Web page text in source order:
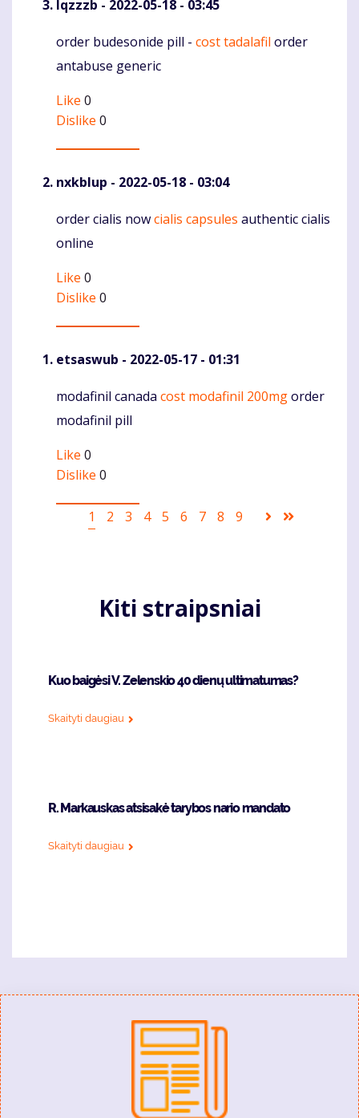
Iqzzzb - 2022-05-18 - 03:45
Komentaras
order budesonide pill - cost tadalafil order
antabuse generic
Like 0
Dislike 0
nxkblup - 2022-05-18 - 03:04
Komentaras
order cialis nowcialis capsules authentic cialis
online
Like 0
Dislike 0
etsaswub - 2022-05-17 - 01:31
Komentaras
modafinil canada cost modafinil 200mgorder
modafinil pill
Like 0
Dislike 0
Pagination
Current
1 Puslapis
2 Puslapis
3 Puslapis
4 Puslapis
5 Puslapis
6 Puslapis
7 Puslapis
8 Puslapis
9
Sekantis
Kiti straipsniai
Kuo baigėsi V. Zelenskio 40 dienų ultimatumas?
Skaityti daugiau
R. Markauskas atsisakė tarybos nario mandato
Skaityti daugiau